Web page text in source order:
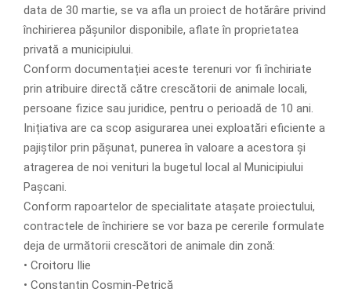
data de 30 martie, se va afla un proiect de hotărâre privind
închirierea pășunilor disponibile, aflate în proprietatea
privată a municipiului.
Conform documentației aceste terenuri vor fi închiriate
prin atribuire directă către crescătorii de animale locali,
persoane fizice sau juridice, pentru o perioadă de 10 ani.
Inițiativa are ca scop asigurarea unei exploatări eficiente a
pajiștilor prin pășunat, punerea în valoare a acestora și
atragerea de noi venituri la bugetul local al Municipiului
Pașcani.
Conform rapoartelor de specialitate atașate proiectului,
contractele de închiriere se vor baza pe cererile formulate
deja de următorii crescători de animale din zonă:
• Croitoru Ilie
• Constantin Cosmin-Petrică